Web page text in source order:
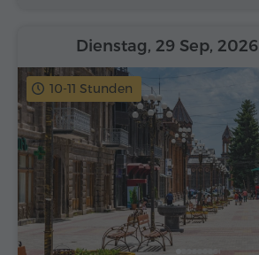
10-11 Stunden
Dienstag, 29 Sep, 2026